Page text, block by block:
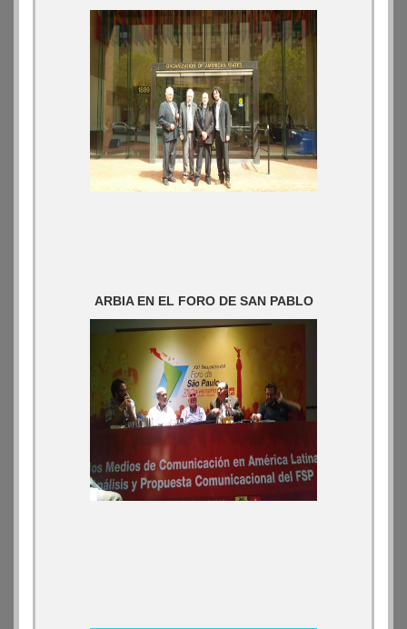
ARBIA EN EL FORO DE SAN PABLO